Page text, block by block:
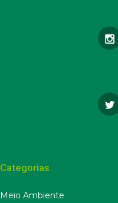
Categorias
Meio Ambiente